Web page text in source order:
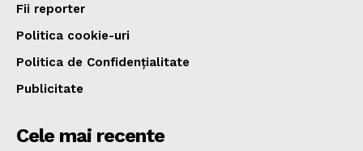
Fii reporter
Politica cookie-uri
Politica de Confidențialitate
Publicitate
Cele mai recente